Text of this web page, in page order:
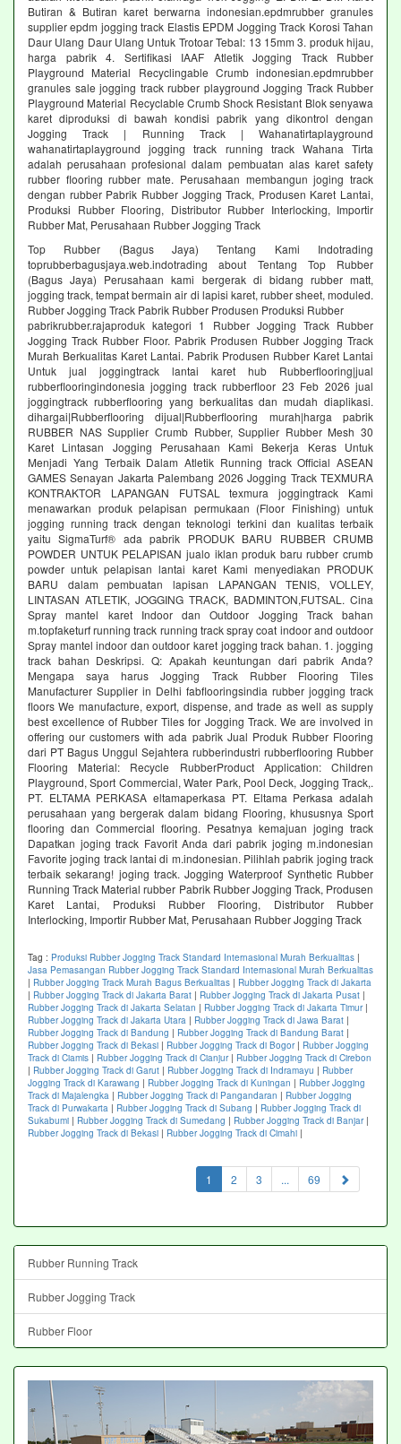
Butiran & Butiran karet berwarna indonesian.epdmrubber granules
supplier epdm jogging track Elastis EPDM Jogging Track Korosi Tahan
Daur Ulang Daur Ulang Untuk Trotoar Tebal: 13 15mm 3. produk hijau,
harga pabrik 4. Sertifikasi IAAF Atletik Jogging Track Rubber
Playground Material Recyclingable Crumb indonesian.epdmrubber
granules sale jogging track rubber playground Jogging Track Rubber
Playground Material Recyclable Crumb Shock Resistant Blok senyawa
karet diproduksi di bawah kondisi pabrik yang dikontrol dengan
Jogging Track | Running Track | Wahanatirtaplayground
wahanatirtaplayground jogging track running track Wahana Tirta
adalah perusahaan profesional dalam pembuatan alas karet safety
rubber flooring rubber mate. Perusahaan membangun joging track
dengan rubber Pabrik Rubber Jogging Track, Produsen Karet Lantai,
Produksi Rubber Flooring, Distributor Rubber Interlocking, Importir
Rubber Mat, Perusahaan Rubber Jogging Track
Top Rubber (Bagus Jaya) Tentang Kami Indotrading
toprubberbagusjaya.web.indotrading about Tentang Top Rubber
(Bagus Jaya) Perusahaan kami bergerak di bidang rubber matt,
jogging track, tempat bermain air di lapisi karet, rubber sheet, moduled.
Rubber Jogging Track Pabrik Rubber Produsen Produksi Rubber
pabrikrubber.rajaproduk kategori 1 Rubber Jogging Track Rubber
Jogging Track Rubber Floor. Pabrik Produsen Rubber Jogging Track
Murah Berkualitas Karet Lantai. Pabrik Produsen Rubber Karet Lantai
Untuk jual joggingtrack lantai karet hub Rubberflooring|jual
rubberflooringindonesia jogging track rubberfloor 23 Feb 2026 jual
joggingtrack rubberflooring yang berkualitas dan mudah diaplikasi.
dihargai|Rubberflooring dijual|Rubberflooring murah|harga pabrik
RUBBER NAS Supplier Crumb Rubber, Supplier Rubber Mesh 30
Karet Lintasan Jogging Perusahaan Kami Bekerja Keras Untuk
Menjadi Yang Terbaik Dalam Atletik Running track Official ASEAN
GAMES Senayan Jakarta Palembang 2026 Jogging Track TEXMURA
KONTRAKTOR LAPANGAN FUTSAL texmura joggingtrack Kami
menawarkan produk pelapisan permukaan (Floor Finishing) untuk
jogging running track dengan teknologi terkini dan kualitas terbaik
yaitu SigmaTurf® ada pabrik PRODUK BARU RUBBER CRUMB
POWDER UNTUK PELAPISAN jualo iklan produk baru rubber crumb
powder untuk pelapisan lantai karet Kami menyediakan PRODUK
BARU dalam pembuatan lapisan LAPANGAN TENIS, VOLLEY,
LINTASAN ATLETIK, JOGGING TRACK, BADMINTON,FUTSAL. Cina
Spray mantel karet Indoor dan Outdoor Jogging Track bahan
m.topfaketurf running track running track spray coat indoor and outdoor
Spray mantel indoor dan outdoor karet jogging track bahan. 1. jogging
track bahan Deskripsi. Q: Apakah keuntungan dari pabrik Anda?
Mengapa saya harus Jogging Track Rubber Flooring Tiles
Manufacturer Supplier in Delhi fabflooringsindia rubber jogging track
floors We manufacture, export, dispense, and trade as well as supply
best excellence of Rubber Tiles for Jogging Track. We are involved in
offering our customers with ada pabrik Jual Produk Rubber Flooring
dari PT Bagus Unggul Sejahtera rubberindustri rubberflooring Rubber
Flooring Material: Recycle RubberProduct Application: Children
Playground, Sport Commercial, Water Park, Pool Deck, Jogging Track,.
PT. ELTAMA PERKASA eltamaperkasa PT. Eltama Perkasa adalah
perusahaan yang bergerak dalam bidang Flooring, khususnya Sport
flooring dan Commercial flooring. Pesatnya kemajuan joging track
Dapatkan joging track Favorit Anda dari pabrik joging m.indonesian
Favorite joging track lantai di m.indonesian. Pilihlah pabrik joging track
terbaik sekarang! joging track. Jogging Waterproof Synthetic Rubber
Running Track Material rubber Pabrik Rubber Jogging Track, Produsen
Karet Lantai, Produksi Rubber Flooring, Distributor Rubber
Interlocking, Importir Rubber Mat, Perusahaan Rubber Jogging Track
Tag : Produksi Rubber Jogging Track Standard Internasional Murah Berkualitas |
Jasa Pemasangan Rubber Jogging Track Standard Internasional Murah Berkualitas
| Rubber Jogging Track Murah Bagus Berkualitas | Rubber Jogging Track di Jakarta
| Rubber Jogging Track di Jakarta Barat | Rubber Jogging Track di Jakarta Pusat |
Rubber Jogging Track di Jakarta Selatan | Rubber Jogging Track di Jakarta Timur|
Rubber Jogging Track di Jakarta Utara | Rubber Jogging Track di Jawa Barat |
Rubber Jogging Track di Bandung | Rubber Jogging Track di Bandung Barat |
Rubber Jogging Track di Bekasi | Rubber Jogging Track di Bogor| Rubber Jogging
Track di Ciamis | Rubber Jogging Track di Cianjur| Rubber Jogging Track di Cirebon
| Rubber Jogging Track di Garut | Rubber Jogging Track di Indramayu | Rubber
Jogging Track di Karawang | Rubber Jogging Track di Kuningan | Rubber Jogging
Track di Majalengka | Rubber Jogging Track di Pangandaran | Rubber Jogging
Track di Purwakarta | Rubber Jogging Track di Subang | Rubber Jogging Track di
Sukabumi | Rubber Jogging Track di Sumedang | Rubber Jogging Track di Banjar|
Rubber Jogging Track di Bekasi | Rubber Jogging Track di Cimahi |
1 (current)
2 3 ... 69
Rubber Running Track
Rubber Jogging Track
Rubber Floor